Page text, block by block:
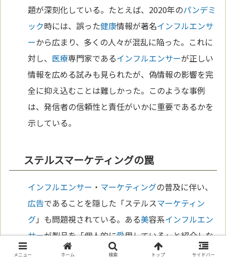
題が深刻化している。たとえば、2020年のパンデミ
ック時には、誤った健康情報が著名インフルエンサ
ーから広まり、多くの人々が混乱に陥った。これに
対し、 医療専門家であるインフルエンサーが正しい
情報を広める試みも見られたが、偽情報の影響を完
全に抑え込むことは難しかった。このような事例
は、発信者の信頼性と責任がいかに重要であるかを
示している。
ステルスマーケティングの罠
インフルエンサー ・ マーケティングの普及に伴い、
広告であることを隠した「ステルスマーケティン
グ」も問題視されている。ある美容系インフルエン
サーが製品を「個人的に愛用している」と紹介しな
がら、実は企業から高額の報酬を受け取っていた事
メニュー ホーム 検索 トップ サイドバー